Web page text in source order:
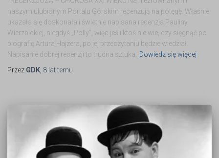
naszym ulubionym Portalu Górskim recenzują na potęgę. Właśnie
ukazała się doskonała i świetnie napisana recenzja Pauliny
Wierzbickiej, niegdyś „Polly”, więc jeśli ktoś nie wie, czy sięgnąć po
biografię Artura Hajzera, po jej przeczytaniu będzie wiedział.
Napisanie dobrej recenzji to trudna sztuka.
Dowiedz się więcej
Przez GDK 8 lattemu